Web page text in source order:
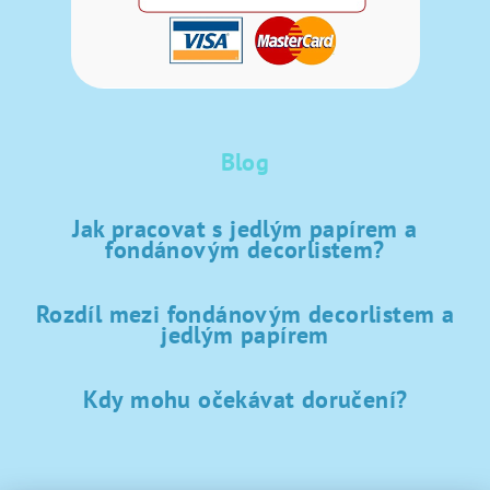
Blog
Jak pracovat s jedlým papírem a
fondánovým decorlistem?
Rozdíl mezi fondánovým decorlistem a
jedlým papírem
Kdy mohu očekávat doručení?